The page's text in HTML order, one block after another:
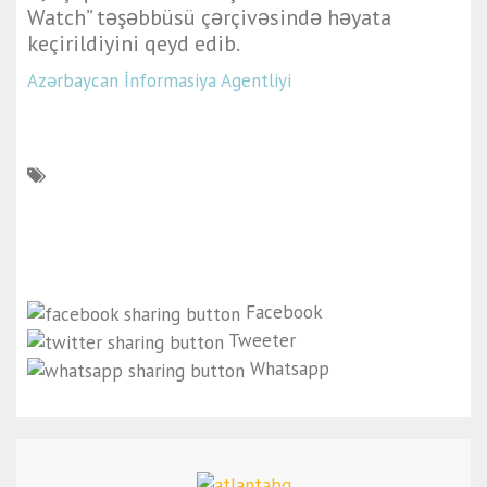
Watch” təşəbbüsü çərçivəsində həyata
keçirildiyini qeyd edib.
Azərbaycan İnformasiya Agentliyi
Facebook
Tweeter
Whatsapp